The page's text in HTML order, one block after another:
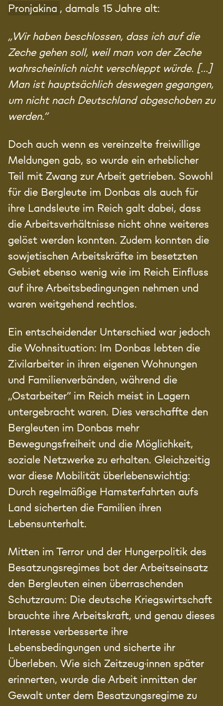
Pronjakina , damals 15 Jahre alt:
„Wir haben beschlossen, dass ich auf die
Zeche gehen soll, weil man von der Zeche
wahrscheinlich nicht verschleppt würde. […]
Man ist hauptsächlich deswegen gegangen,
um nicht nach Deutschland abgeschoben zu
werden.“
Doch auch wenn es vereinzelte freiwillige
Meldungen gab, so wurde ein erheblicher
Teil mit Zwang zur Arbeit getrieben. Sowohl
für die Bergleute im Donbas als auch für
ihre Landsleute im Reich galt dabei, dass
die Arbeitsverhältnisse nicht ohne weiteres
gelöst werden konnten. Zudem konnten die
sowjetischen Arbeitskräfte im besetzten
Gebiet ebenso wenig wie im Reich Einfluss
auf ihre Arbeitsbedingungen nehmen und
waren weitgehend rechtlos.
Ein entscheidender Unterschied war jedoch
die Wohnsituation: Im Donbas lebten die
Zivilarbeiter in ihren eigenen Wohnungen
und Familienverbänden, während die
„Ostarbeiter“ im Reich meist in Lagern
untergebracht waren. Dies verschaffte den
Bergleuten im Donbas mehr
Bewegungsfreiheit und die Möglichkeit,
soziale Netzwerke zu erhalten. Gleichzeitig
war diese Mobilität überlebenswichtig:
Durch regelmäßige Hamsterfahrten aufs
Land sicherten die Familien ihren
Lebensunterhalt.
Mitten im Terror und der Hungerpolitik des
Besatzungsregimes bot der Arbeitseinsatz
den Bergleuten einen überraschenden
Schutzraum: Die deutsche Kriegswirtschaft
brauchte ihre Arbeitskraft, und genau dieses
Interesse verbesserte ihre
Lebensbedingungen und sicherte ihr
Überleben. Wie sich Zeitzeug·innen später
erinnerten, wurde die Arbeit inmitten der
Gewalt unter dem Besatzungsregime zu